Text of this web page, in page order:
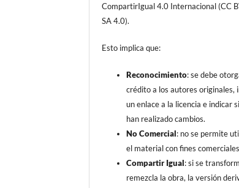
CompartirIgual 4.0 Internacional (CC
SA 4.0).
Esto implica que:
Reconocimiento: se debe
crédito a los autores originales,
un enlace a la licencia e indicar
han realizado cambios.
No Comercial: no se permite
el material con fines
Compartir Igual: si se
remezcla la obra, la versión